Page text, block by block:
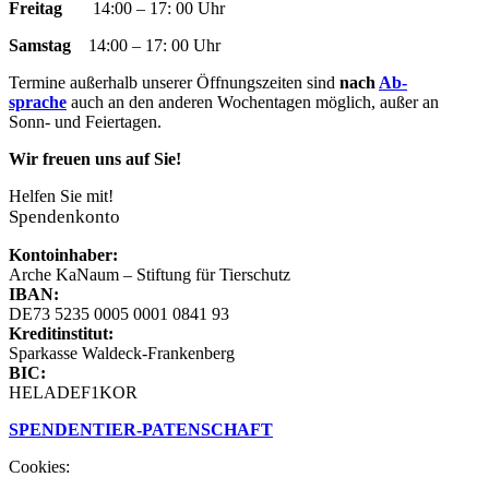
new
new
new
new
in
window
Freitag 14:00 – 17: 00 Uhr
Samstag 14:00 – 17: 00 Uhr
Termine außer­halb un­ser­er Öff­nungs­zeit­en sind nach Ab­
sprache auch an den an­der­en Woch­en­tag­en mög­lich, außer an
Sonn- und Fei­­er­­tag­en.
Wir freuen uns auf Sie!
Helfen Sie mit!
Spendenkonto
Kontoinhaber:
Arche KaNaum – Stiftung für Tierschutz
IBAN:
DE73 5235 0005 0001 0841 93
Kreditinstitut:
Sparkasse Waldeck-Frankenberg
BIC:
HELADEF1KOR
SPENDENTIER-PATENSCHAFT
Cookies: